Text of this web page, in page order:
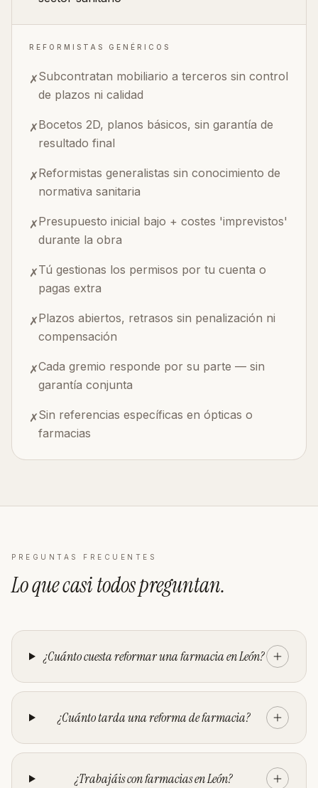
REFORMISTAS GENÉRICOS
✗Subcontratan mobiliario a terceros sin control
de plazos ni calidad
✗Bocetos 2D, planos básicos, sin garantía de
resultado final
✗Reformistas generalistas sin conocimiento de
normativa sanitaria
✗Presupuesto inicial bajo + costes 'imprevistos'
durante la obra
✗Tú gestionas los permisos por tu cuenta o
pagas extra
✗Plazos abiertos, retrasos sin penalización ni
compensación
✗Cada gremio responde por su parte — sin
garantía conjunta
✗Sin referencias específicas en ópticas o
farmacias
PREGUNTAS FRECUENTES
Lo que casi todospreguntan.
¿Cuánto cuesta reformar una farmacia en León?
¿Cuánto tarda una reforma de farmacia?
¿Trabajáis con farmacias en León?